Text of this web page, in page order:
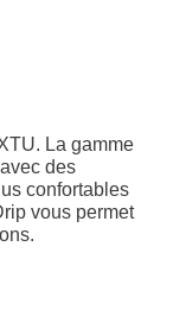
La gamme
des
confortables
vous permet